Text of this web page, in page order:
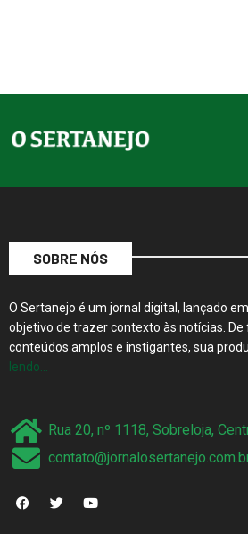
SOBRE NÓS
O Sertanejo é um jornal digital, lançado
objetivo de trazer contexto às notícias.
conteúdos amplos e instigantes, sua
lendo…
Rua 20, nº 1118, Sobreloja,